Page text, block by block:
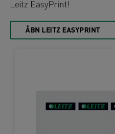
Leitz EasyPrint!
ÅBN LEITZ EASYPRINT